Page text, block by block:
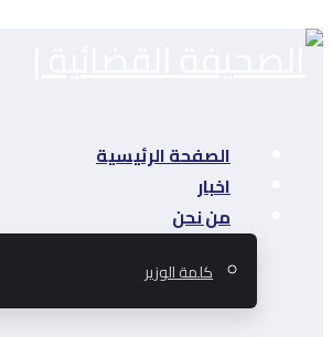
الصفحة الرئيسية
اخبار
من نحن
كلمة الوزير